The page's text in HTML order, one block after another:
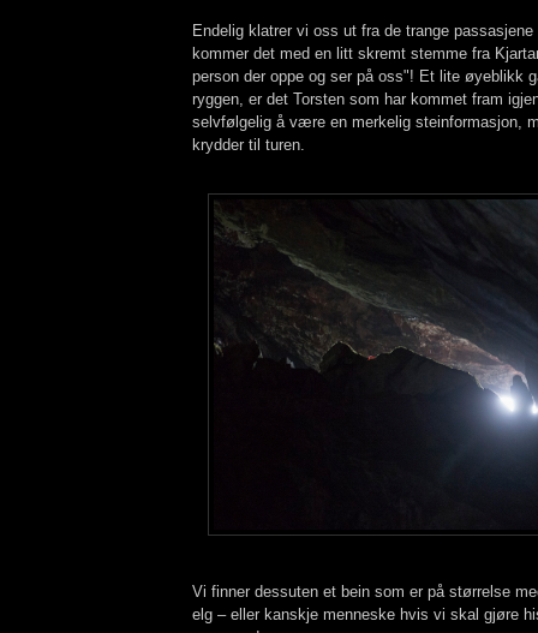
Endelig klatrer vi oss ut fra de trange
kommer det med en litt skremt stemme fra
person der oppe og ser på oss"! Et lite øyeblikk
ryggen, er det Torsten som har kommet fram
selvfølgelig å være en merkelig steinformasjon,
krydder til turen.
Vi finner dessuten et bein som er på størrelse
elg – eller kanskje menneske hvis vi skal gjøre